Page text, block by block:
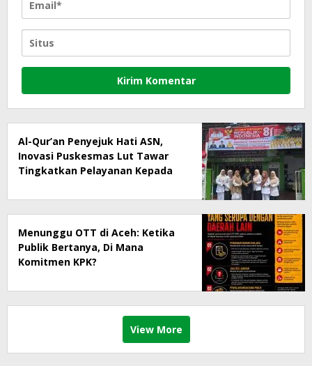
Al-Qur’an Penyejuk Hati ASN,
Inovasi Puskesmas Lut Tawar
Tingkatkan Pelayanan Kepada
Menunggu OTT di Aceh: Ketika
Publik Bertanya, Di Mana
Komitmen KPK?
View More